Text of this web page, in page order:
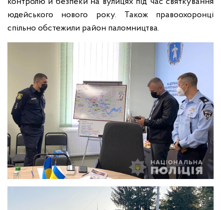
юдейського нового року. Також правоохоронці
спільно обстежили район паломництва.